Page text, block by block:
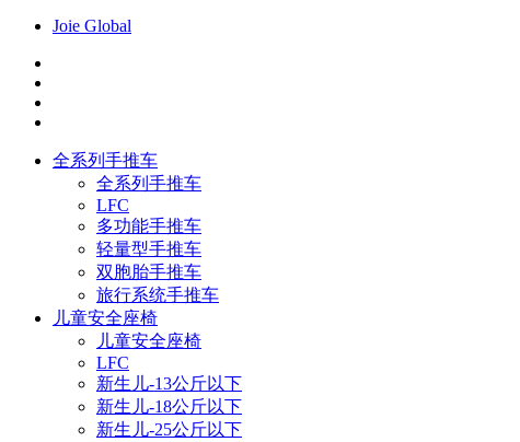
Joie Global
全系列手推车
全系列手推车
LFC
多功能手推车
轻量型手推车
双胞胎手推车
旅行系统手推车
儿童安全座椅
儿童安全座椅
LFC
新生儿-13公斤以下
新生儿-18公斤以下
新生儿-25公斤以下